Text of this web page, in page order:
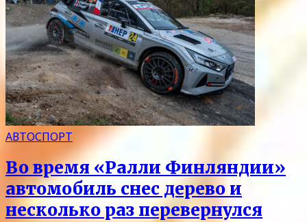
АВТОСПОРТ
Во время «Ралли Финляндии»
автомобиль снес дерево и
несколько раз перевернулся